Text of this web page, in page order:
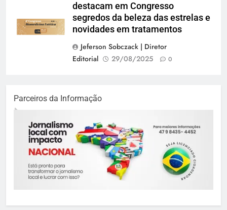
destacam em Congresso
segredos da beleza das estrelas e
novidades em tratamentos
Jeferson Sobczack | Diretor
Editorial
29/08/2025 0
Parceiros da Informação